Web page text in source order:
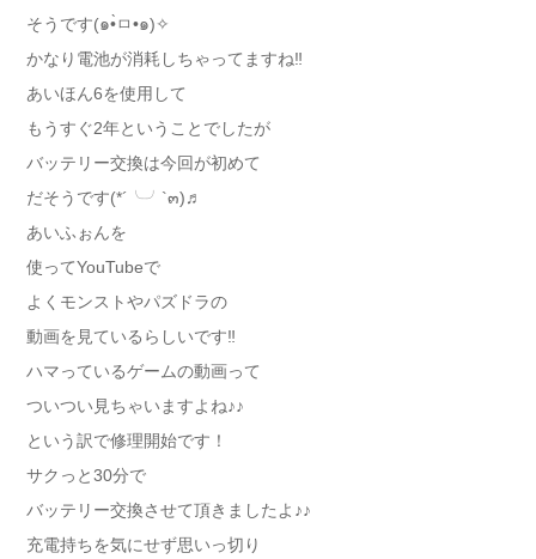
そうです(๑•̀ㅁ•๑)✧
かなり電池が消耗しちゃってますね‼︎
あいほん6を使用して
もうすぐ2年ということでしたが
バッテリー交換は今回が初めて
だそうです(*´╰╯`๓)♬
あいふぉんを
使ってYouTubeで
よくモンストやパズドラの
動画を見ているらしいです‼︎
ハマっているゲームの動画って
ついつい見ちゃいますよね♪♪
という訳で修理開始です！
サクっと30分で
バッテリー交換させて頂きましたよ♪♪
充電持ちを気にせず思いっ切り